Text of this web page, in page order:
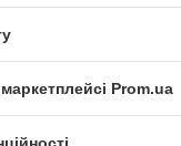
Prom.ua